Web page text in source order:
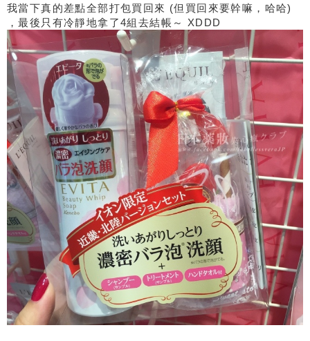
我當下真的差點全部打包買回來 (但買回來要幹嘛，哈哈)
，最後只有冷靜地拿了4組去結帳～ XDDD